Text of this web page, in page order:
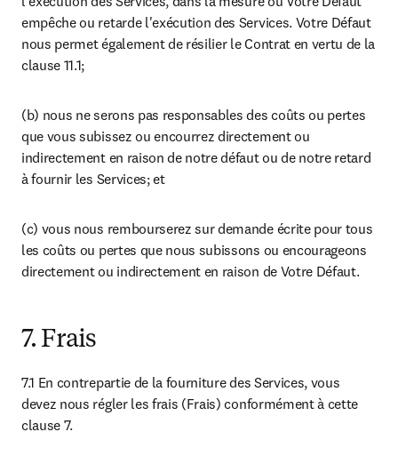
empêche ou retarde l'exécution des Services. Votre Défaut
nous permet également de résilier le Contrat en vertu de la
clause 11.1;
(b) nous ne serons pas responsables des coûts ou pertes
que vous subissez ou encourrez directement ou
indirectement en raison de notre défaut ou de notre retard
à fournir les Services; et
(c) vous nous rembourserez sur demande écrite pour tous
les coûts ou pertes que nous subissons ou encourageons
directement ou indirectement en raison de Votre Défaut.
7. Frais
7.1 En contrepartie de la fourniture des Services, vous
devez nous régler les frais (Frais) conformément à cette
clause 7.